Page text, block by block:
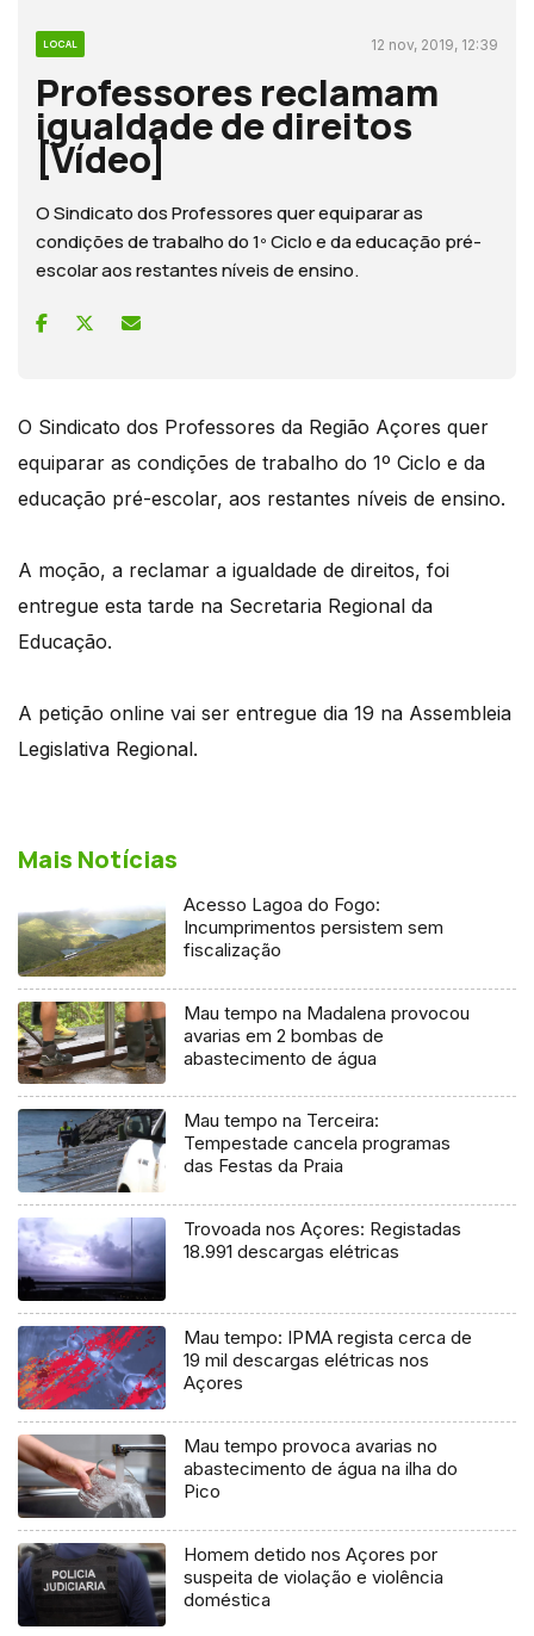
LOCAL 12 nov, 2019, 12:39
Professores reclamam
igualdade de direitos
[Vídeo]
O Sindicato dos Professores quer equiparar as
condições de trabalho do 1º Ciclo e da educação pré-
escolar aos restantes níveis de ensino.
O Sindicato dos Professores da Região Açores quer
equiparar as condições de trabalho do 1º Ciclo e da
educação pré-escolar, aos restantes níveis de ensino.
A moção, a reclamar a igualdade de direitos, foi
entregue esta tarde na Secretaria Regional da
Educação.
A petição online vai ser entregue dia 19 na Assembleia
Legislativa Regional.
Mais Notícias
Acesso Lagoa do Fogo:
Incumprimentos persistem sem
fiscalização
Mau tempo na Madalena provocou
avarias em 2 bombas de
abastecimento de água
Mau tempo na Terceira:
Tempestade cancela programas
das Festas da Praia
Trovoada nos Açores: Registadas
18.991 descargas elétricas
Mau tempo: IPMA regista cerca de
19 mil descargas elétricas nos
Açores
Mau tempo provoca avarias no
abastecimento de água na ilha do
Pico
Homem detido nos Açores por
suspeita de violação e violência
doméstica